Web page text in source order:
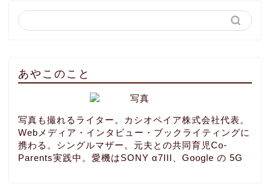
あやこのこと
写真も撮れるライター。カシオペイア株式会社代表。
Webメディア・インタビュー・ブックライティングに
携わる。シングルマザー。元夫との共同育児Co-
Parents実践中。愛機はSONY α7III、Google の 5G